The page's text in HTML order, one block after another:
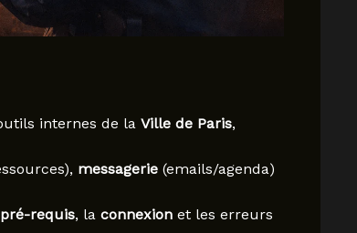
internes de la Ville de Paris,
messagerie(emails/agenda)
pré-requis, la connexionet les erreurs